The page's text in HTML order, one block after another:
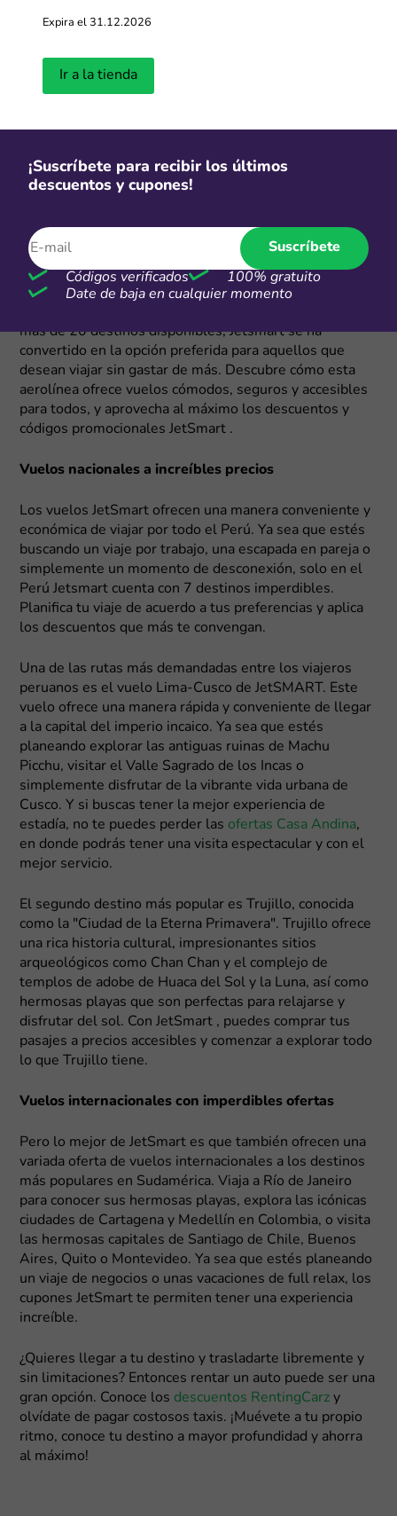
Acerca de JetSmart
¿Estás buscando una forma económica y segura de viajar
más de 20 destinos disponibles, Jetsmart se ha
convertido en la opción preferida para aquellos que
desean viajar sin gastar de más. Descubre cómo esta
aerolínea ofrece vuelos cómodos, seguros y accesibles
para todos, y aprovecha al máximo los descuentos y
códigos promocionales JetSmart .
Vuelos nacionales a increíbles precios
Los vuelos JetSmart ofrecen una manera conveniente y
económica de viajar por todo el Perú. Ya sea que estés
buscando un viaje por trabajo, una escapada en pareja o
simplemente un momento de desconexión, solo en el
Perú Jetsmart cuenta con 7 destinos imperdibles.
Planifica tu viaje de acuerdo a tus preferencias y aplica
los descuentos que más te convengan.
Una de las rutas más demandadas entre los viajeros
peruanos es el vuelo Lima-Cusco de JetSMART. Este
vuelo ofrece una manera rápida y conveniente de llegar
a la capital del imperio incaico. Ya sea que estés
planeando explorar las antiguas ruinas de Machu
Picchu, visitar el Valle Sagrado de los Incas o
simplemente disfrutar de la vibrante vida urbana de
Cusco. Y si buscas tener la mejor experiencia de
estadía, no te puedes perder las ofertas Casa Andina,
en donde podrás tener una visita espectacular y con el
mejor servicio.
El segundo destino más popular es Trujillo, conocida
como la "Ciudad de la Eterna Primavera". Trujillo ofrece
una rica historia cultural, impresionantes sitios
arqueológicos como Chan Chan y el complejo de
templos de adobe de Huaca del Sol y la Luna, así como
hermosas playas que son perfectas para relajarse y
disfrutar del sol. Con JetSmart , puedes comprar tus
pasajes a precios accesibles y comenzar a explorar todo
lo que Trujillo tiene.
Vuelos internacionales con imperdibles ofertas
Pero lo mejor de JetSmart es que también ofrecen una
variada oferta de vuelos internacionales a los destinos
más populares en Sudamérica. Viaja a Río de Janeiro
para conocer sus hermosas playas, explora las icónicas
ciudades de Cartagena y Medellín en Colombia, o visita
las hermosas capitales de Santiago de Chile, Buenos
Aires, Quito o Montevideo. Ya sea que estés planeando
un viaje de negocios o unas vacaciones de full relax, los
cupones JetSmart te permiten tener una experiencia
increíble.
¿Quieres llegar a tu destino y trasladarte libremente y
sin limitaciones? Entonces rentar un auto puede ser una
gran opción. Conoce los descuentos RentingCarz y
olvídate de pagar costosos taxis. ¡Muévete a tu propio
ritmo, conoce tu destino a mayor profundidad y ahorra
al máximo!
Expira el 31.12.2026
Ir a la tienda
¡Suscríbete para recibir los últimos
descuentos y cupones!
Suscríbete
Códigos verificados
100% gratuito
Date de baja en cualquier momento